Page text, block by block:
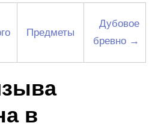
Предметы
Дубовое
бревно →
в